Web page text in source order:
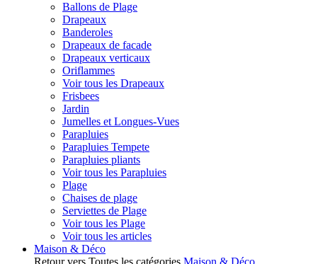
Ballons de Plage
Drapeaux
Banderoles
Drapeaux de facade
Drapeaux verticaux
Oriflammes
Voir tous les Drapeaux
Frisbees
Jardin
Jumelles et Longues-Vues
Parapluies
Parapluies Tempete
Parapluies pliants
Voir tous les Parapluies
Plage
Chaises de plage
Serviettes de Plage
Voir tous les Plage
Voir tous les articles
Maison & Déco
Retour vers Toutes les catégories Maison & Déco